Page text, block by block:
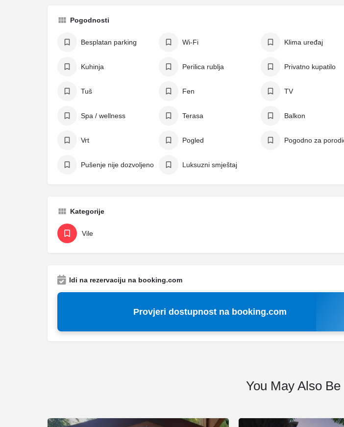
Pogodnosti
Besplatan parking Wi-Fi Klima uređaj
Kuhinja Perilica rublja Privatno kupatilo
Tuš Fen TV
Spa / wellness Terasa Balkon
Vrt Pogled Pogodno za
Pušenje nije dozvoljeno Luksuzni smještaj
Kategorije
Vile
Idi na rezervaciju na booking.com
Provjeri dostupnost na booking.com
You May Also